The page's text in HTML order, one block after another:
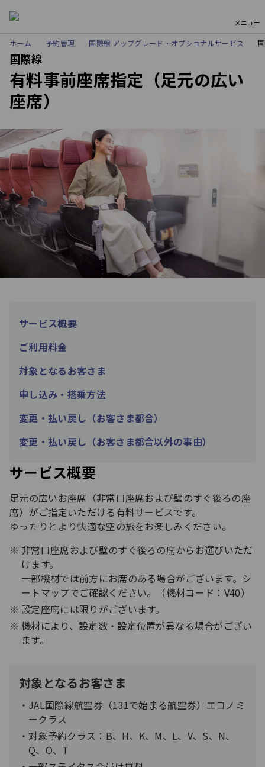
メニュー
ホーム 予約管理 国際線 アップグレード・オプショナルサービス
国際線
有料事前座席指定（足元の広い
座席）
サービス概要
ご利用料金
対象となるお客さま
申し込み・搭乗方法
変更・払い戻し（お客さま都合）
変更・払い戻し（お客さま都合以外の事由）
サービス概要
足元の広いお座席（非常口座席および壁のすぐ後ろの座
席）がご指定いただける有料サービスです。
ゆったりとより快適な空の旅をお楽しみください。
非常口座席および壁のすぐ後ろの席からお選びいただ
けます。
一部機材では前方にお席のある場合がございます。シ
ートマップでご確認ください。（機材コード：V40）
設定座席には限りがございます。
機材により、設定数・設定位置が異なる場合がござい
ます。
対象となるお客さま
JAL国際線航空券（131で始まる航空券）エコノミ
ークラス
対象予約クラス：B、H、K、M、L、V、S、N、
Q、O、T